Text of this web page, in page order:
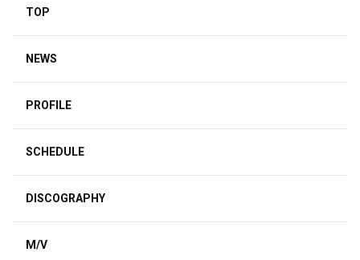
TOP
NEWS
PROFILE
SCHEDULE
DISCOGRAPHY
M/V